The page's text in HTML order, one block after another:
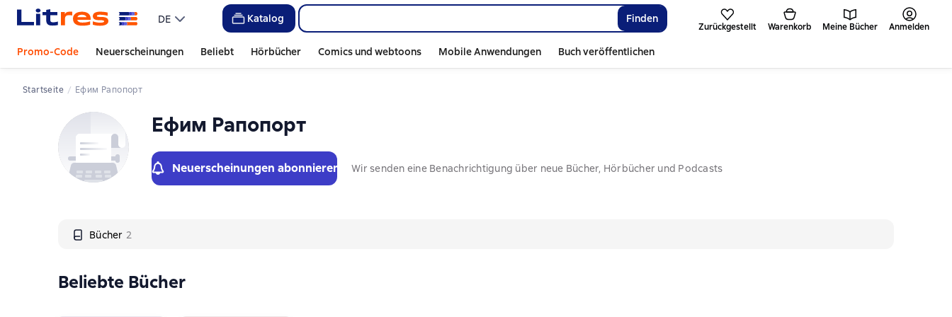
DE Katalog Finden
Zurückgestellt Warenkorb Meine Bücher Anmelden
Promo-Code Neuerscheinungen Beliebt Hörbücher Comics und webtoons Mobile Anwendungen Buch veröffentlichen
Startseite Ефим Рапопорт
Ефим Рапопорт
Neuerscheinungen abonnieren Wir senden eine Benachrichtigung über neue Bücher, Hörbücher und Podcasts
Bücher 2
Слайдер с книгами
Beliebte Bücher